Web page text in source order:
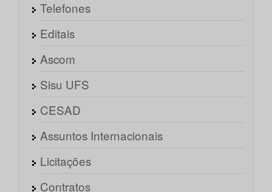
Telefones
Editais
Ascom
Sisu UFS
CESAD
Assuntos Internacionais
Licitações
Contratos